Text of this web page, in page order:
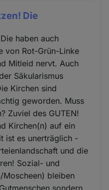
Die
haben auch
von Rot-Grün-Linke
Mitleid nervt. Auch
Säkularismus
Kirchen sind
geworden. Muss
Zuviel des GUTEN!
Kirchen(n) auf ein
ist es unerträglich -
und die
Sozial- und
bleiben
sondern